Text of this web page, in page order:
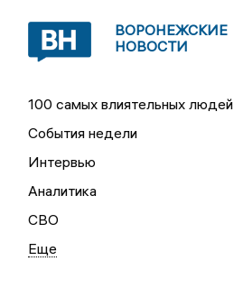
ВОРОНЕЖСКИЕ
НОВОСТИ
100 самых влиятельных людей
События недели
Интервью
Аналитика
СВО